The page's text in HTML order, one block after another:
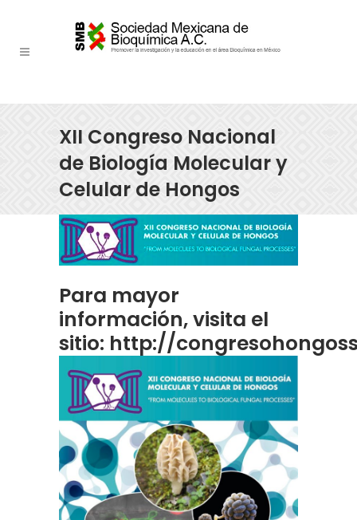
XII Congreso Nacional
de Biología Molecular y
Celular de Hongos
Para mayor
información, visita el
sitio: http://